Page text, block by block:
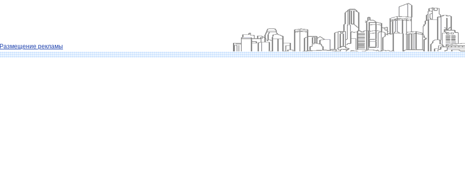
Размещение рекламы